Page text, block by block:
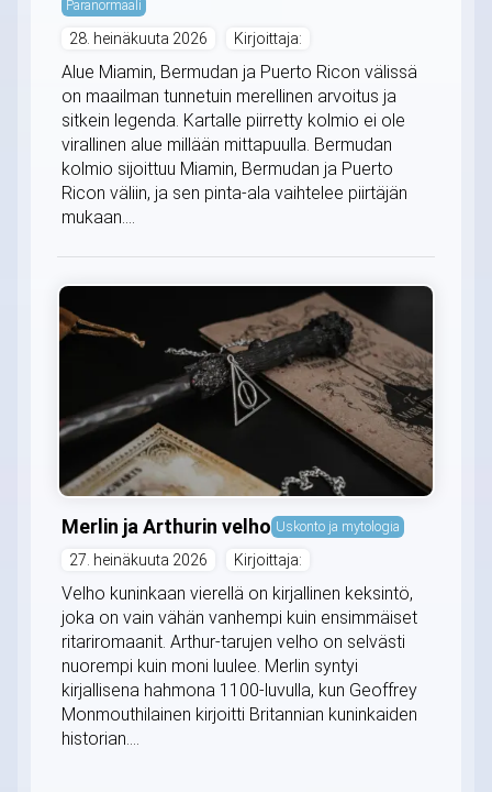
Paranormaali
28. heinäkuuta 2026 Kirjoittaja:
Alue Miamin, Bermudan ja Puerto Ricon välissä
on maailman tunnetuin merellinen arvoitus ja
sitkein legenda. Kartalle piirretty kolmio ei ole
virallinen alue millään mittapuulla. Bermudan
kolmio sijoittuu Miamin, Bermudan ja Puerto
Ricon väliin, ja sen pinta-ala vaihtelee piirtäjän
mukaan....
Merlin ja Arthurin velho Uskonto ja mytologia
27. heinäkuuta 2026 Kirjoittaja:
Velho kuninkaan vierellä on kirjallinen keksintö,
joka on vain vähän vanhempi kuin ensimmäiset
ritariromaanit. Arthur-tarujen velho on selvästi
nuorempi kuin moni luulee. Merlin syntyi
kirjallisena hahmona 1100-luvulla, kun Geoffrey
Monmouthilainen kirjoitti Britannian kuninkaiden
historian....